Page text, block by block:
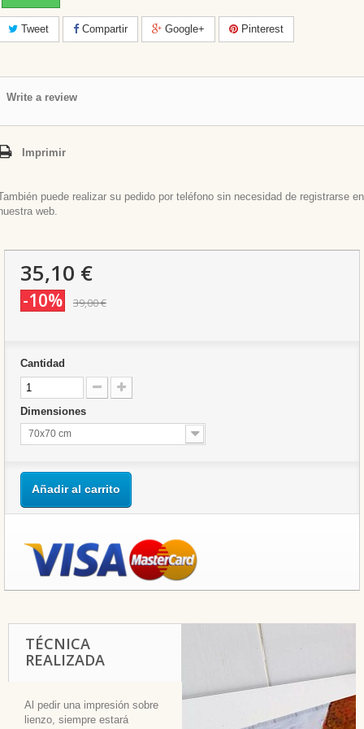
Tweet Compartir Google+ Pinterest
Write a review
Imprimir
puede realizar su pedido por teléfono sin necesidad de registrarse en
web.
35,10 €
-10% 39,00 €
Cantidad
Dimensiones
70x70 cm
Añadir al carrito
TÉCNICA
REALIZADA
Al pedir una impresión sobre
lienzo, siempre estará